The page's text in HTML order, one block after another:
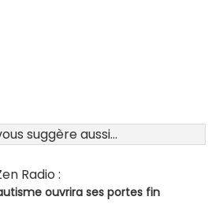
suggère aussi...
Radio :
ouvrira ses portes fin